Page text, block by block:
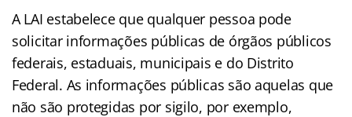
A LAI estabelece que qualquer pessoa pode
solicitar informações públicas de órgãos públicos
federais, estaduais, municipais e do Distrito
Federal. As informações públicas são aquelas que
não são protegidas por sigilo, por exemplo,